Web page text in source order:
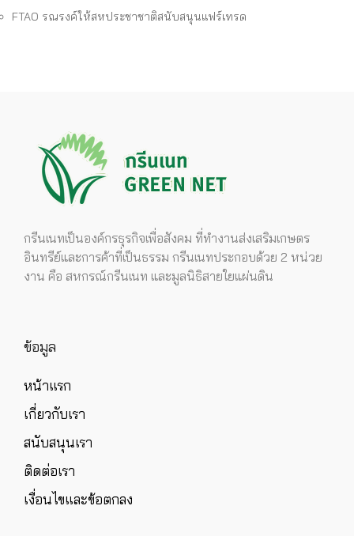
FTAO รณรงค์ให้สหประชาชาติสนับสนุนแฟร์เทรด
กรีนเนทเป็นองค์กรธุรกิจเพื่อสังคม ที่ทำงานส่งเสริมเกษตร
อินทรีย์และการค้าที่เป็นธรรม กรีนเนทประกอบด้วย 2 หน่วย
งาน คือ สหกรณ์กรีนเนท และมูลนิธิสายใยแผ่นดิน
ข้อมูล
หน้าแรก
เกี่ยวกับเรา
สนับสนุนเรา
ติดต่อเรา
เงื่อนไขและข้อตกลง